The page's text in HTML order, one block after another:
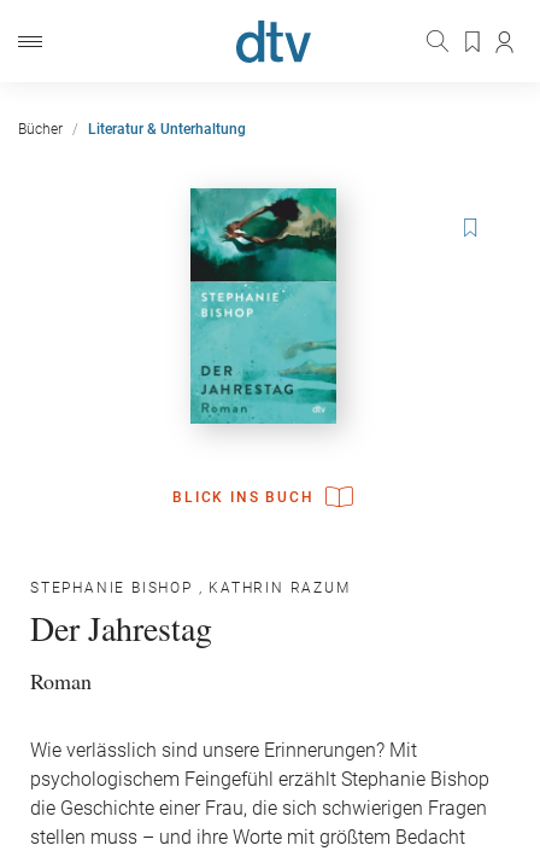
Bücher Literatur & Unterhaltung
BLICK INS BUCH
STEPHANIE BISHOP , KATHRIN RAZUM
Der Jahrestag
Roman
Wie verlässlich sind unsere Erinnerungen? Mit
psychologischem Feingefühl erzählt Stephanie Bishop
die Geschichte einer Frau, die sich schwierigen Fragen
stellen muss – und ihre Worte mit größtem Bedacht